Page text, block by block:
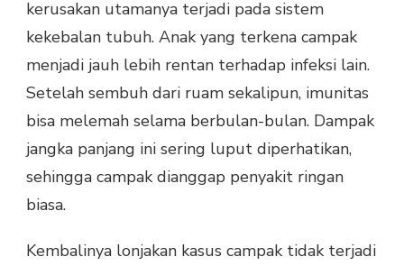
kerusakan utamanya terjadi pada sistem
kekebalan tubuh. Anak yang terkena campak
menjadi jauh lebih rentan terhadap infeksi lain.
Setelah sembuh dari ruam sekalipun, imunitas
bisa melemah selama berbulan-bulan. Dampak
jangka panjang ini sering luput diperhatikan,
sehingga campak dianggap penyakit ringan
biasa.
Kembalinya lonjakan kasus campak tidak terjadi